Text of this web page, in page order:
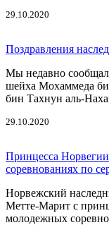
29.10.2020
Поздравления
Мы недавно
шейха Мохаммеда
бин Тахнун аль-
29.10.2020
Принцесса
соревнованиях по
Норвежский
Метте-Марит с
молодежных